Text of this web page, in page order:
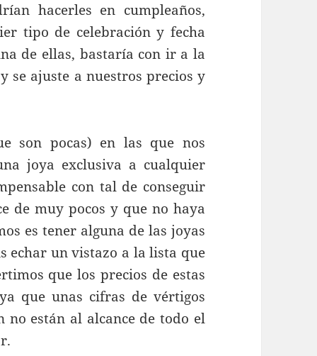
hacerles en cumpleaños,
tipo de celebración y fecha
de ellas, bastaría con ir a la
se ajuste a nuestros precios y
son pocas) en las que nos
joya exclusiva a cualquier
con tal de conseguir
de muy pocos y que no haya
es tener alguna de las joyas
echar un vistazo a la lista que
que los precios de estas
que unas cifras de vértigos
no están al alcance de todo el